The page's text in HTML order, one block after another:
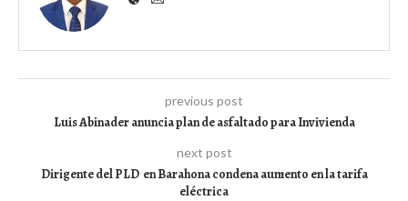
previous post
Luis Abinader anuncia plan de asfaltado para Invivienda
next post
Dirigente del PLD en Barahona condena aumento en la tarifa
eléctrica